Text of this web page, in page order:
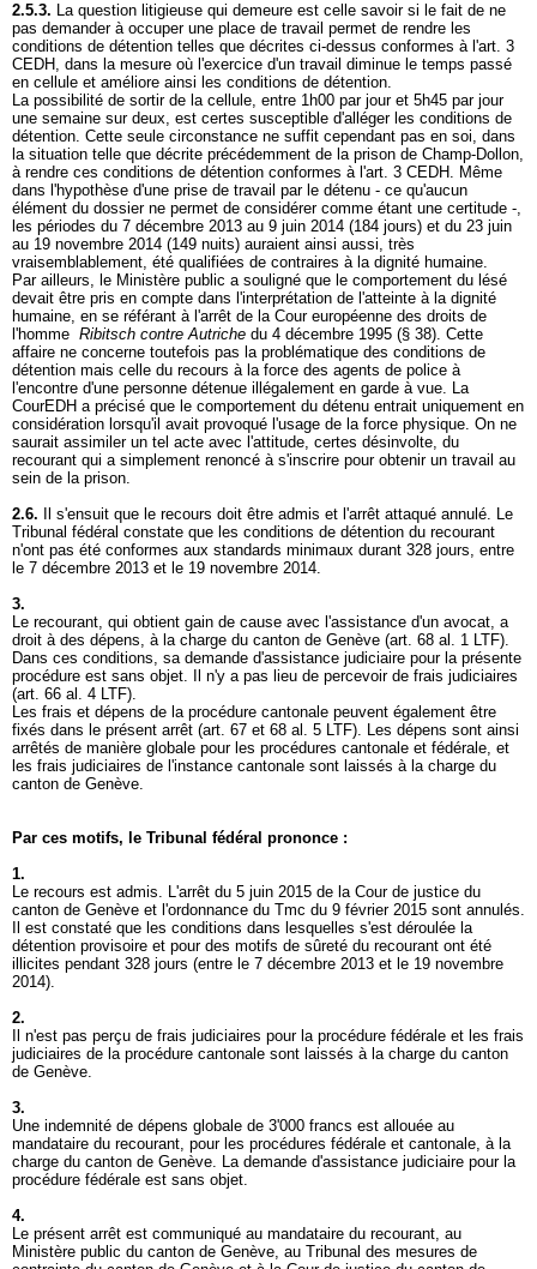
2.5.3. La question litigieuse qui demeure est celle savoir si le fait de ne
pas demander à occuper une place de travail permet de rendre les
conditions de détention telles que décrites ci-dessus conformes à l'art. 3
CEDH, dans la mesure où l'exercice d'un travail diminue le temps passé
en cellule et améliore ainsi les conditions de détention.
La possibilité de sortir de la cellule, entre 1h00 par jour et 5h45 par jour
une semaine sur deux, est certes susceptible d'alléger les conditions de
détention. Cette seule circonstance ne suffit cependant pas en soi, dans
la situation telle que décrite précédemment de la prison de Champ-Dollon,
à rendre ces conditions de détention conformes à l'art. 3 CEDH. Même
dans l'hypothèse d'une prise de travail par le détenu - ce qu'aucun
élément du dossier ne permet de considérer comme étant une certitude -,
les périodes du 7 décembre 2013 au 9 juin 2014 (184 jours) et du 23 juin
au 19 novembre 2014 (149 nuits) auraient ainsi aussi, très
vraisemblablement, été qualifiées de contraires à la dignité humaine.
Par ailleurs, le Ministère public a souligné que le comportement du lésé
devait être pris en compte dans l'interprétation de l'atteinte à la dignité
humaine, en se référant à l'arrêt de la Cour européenne des droits de
l'homme Ribitsch contre Autriche du 4 décembre 1995 (§ 38). Cette
affaire ne concerne toutefois pas la problématique des conditions de
détention mais celle du recours à la force des agents de police à
l'encontre d'une personne détenue illégalement en garde à vue. La
CourEDH a précisé que le comportement du détenu entrait uniquement en
considération lorsqu'il avait provoqué l'usage de la force physique. On ne
saurait assimiler un tel acte avec l'attitude, certes désinvolte, du
recourant qui a simplement renoncé à s'inscrire pour obtenir un travail au
sein de la prison.
2.6. Il s'ensuit que le recours doit être admis et l'arrêt attaqué annulé. Le
Tribunal fédéral constate que les conditions de détention du recourant
n'ont pas été conformes aux standards minimaux durant 328 jours, entre
le 7 décembre 2013 et le 19 novembre 2014.
3.
Le recourant, qui obtient gain de cause avec l'assistance d'un avocat, a
droit à des dépens, à la charge du canton de Genève (art. 68 al. 1 LTF).
Dans ces conditions, sa demande d'assistance judiciaire pour la présente
procédure est sans objet. Il n'y a pas lieu de percevoir de frais judiciaires
(art. 66 al. 4 LTF).
Les frais et dépens de la procédure cantonale peuvent également être
fixés dans le présent arrêt (art. 67 et 68 al. 5 LTF). Les dépens sont ainsi
arrêtés de manière globale pour les procédures cantonale et fédérale, et
les frais judiciaires de l'instance cantonale sont laissés à la charge du
canton de Genève.
Par ces motifs, le Tribunal fédéral prononce :
1.
Le recours est admis. L'arrêt du 5 juin 2015 de la Cour de justice du
canton de Genève et l'ordonnance du Tmc du 9 février 2015 sont annulés.
Il est constaté que les conditions dans lesquelles s'est déroulée la
détention provisoire et pour des motifs de sûreté du recourant ont été
illicites pendant 328 jours (entre le 7 décembre 2013 et le 19 novembre
2014).
2.
Il n'est pas perçu de frais judiciaires pour la procédure fédérale et les frais
judiciaires de la procédure cantonale sont laissés à la charge du canton
de Genève.
3.
Une indemnité de dépens globale de 3'000 francs est allouée au
mandataire du recourant, pour les procédures fédérale et cantonale, à la
charge du canton de Genève. La demande d'assistance judiciaire pour la
procédure fédérale est sans objet.
4.
Le présent arrêt est communiqué au mandataire du recourant, au
Ministère public du canton de Genève, au Tribunal des mesures de